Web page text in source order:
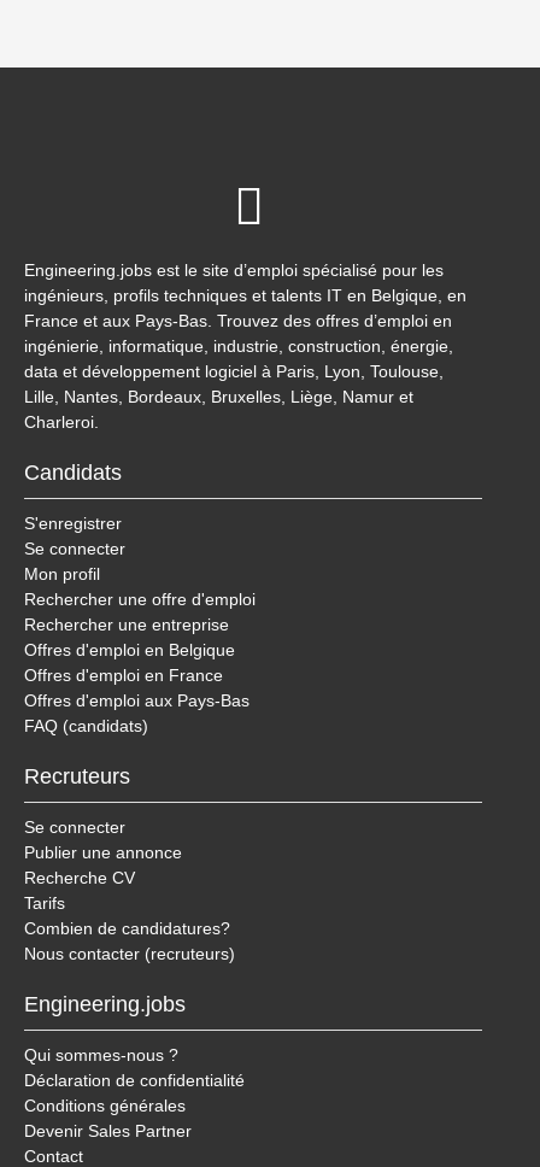
Engineering.jobs est le site d’emploi spécialisé pour les
ingénieurs, profils techniques et talents IT en Belgique, en
France et aux Pays-Bas. Trouvez des offres d’emploi en
ingénierie, informatique, industrie, construction, énergie,
data et développement logiciel à Paris, Lyon, Toulouse,
Lille, Nantes, Bordeaux, Bruxelles, Liège, Namur et
Charleroi.
Candidats
S'enregistrer
Se connecter
Mon profil
Rechercher une offre d'emploi
Rechercher une entreprise
Offres d'emploi en Belgique
Offres d'emploi en France
Offres d'emploi aux Pays-Bas
FAQ (candidats)
Recruteurs
Se connecter
Publier une annonce
Recherche CV
Tarifs
Combien de candidatures?
Nous contacter (recruteurs)
Engineering.jobs
Qui sommes-nous ?
Déclaration de confidentialité
Conditions générales
Devenir Sales Partner
Contact